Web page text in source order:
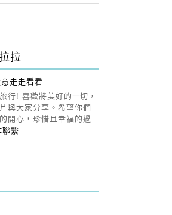
拉
行! 喜歡將美好的一切，
與大家分享。希望你們
開心，珍惜且幸福的過
聯繫